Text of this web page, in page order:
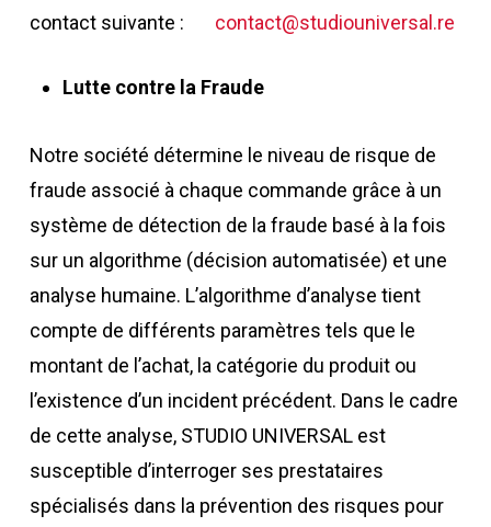
contact suivante :
contact@studiouniversal.re
Lutte contre la Fraude
Notre société détermine le niveau de risque de
fraude associé à chaque commande grâce à un
système de détection de la fraude basé à la fois
sur un algorithme (décision automatisée) et une
analyse humaine. L’algorithme d’analyse tient
compte de différents paramètres tels que le
montant de l’achat, la catégorie du produit ou
l’existence d’un incident précédent. Dans le cadre
de cette analyse, STUDIO UNIVERSAL est
susceptible d’interroger ses prestataires
spécialisés dans la prévention des risques pour